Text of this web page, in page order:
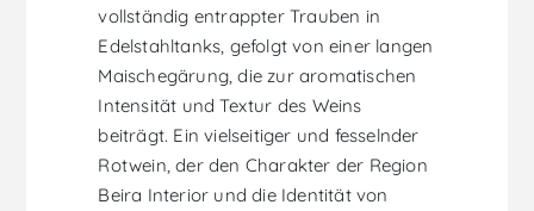
vollständig entrappter Trauben in
Edelstahltanks, gefolgt von einer langen
Maischegärung, die zur aromatischen
Intensität und Textur des Weins
beiträgt. Ein vielseitiger und fesselnder
Rotwein, der den Charakter der Region
Beira Interior und die Identität von